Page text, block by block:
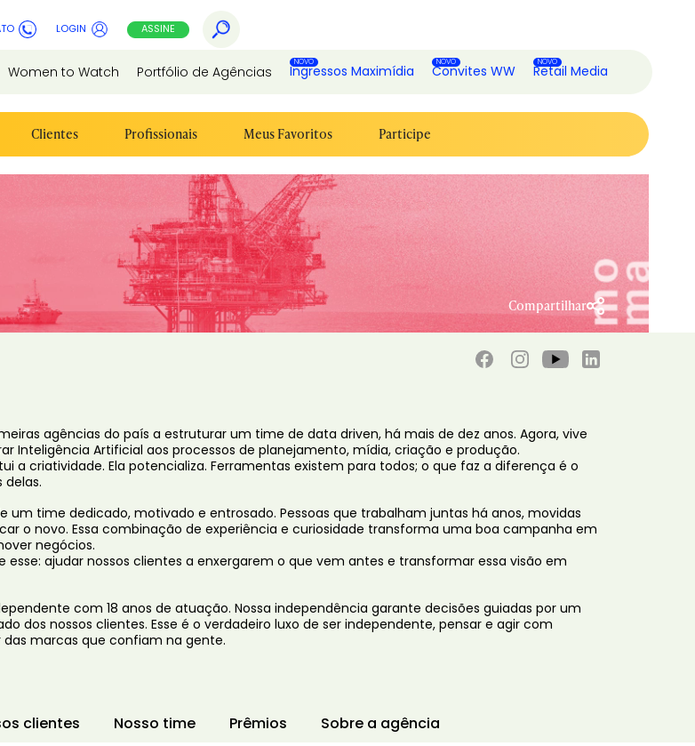
LOGIN ASSINE
Women to Watch Portfólio de Agências Ingressos Maximídia Convites WW Retail Media
Clientes Profissionais Meus Favoritos Participe
Compartilhar
agências do país a estruturar um time de data driven, há mais de dez anos. Agora, vive
Inteligência Artificial aos processos de planejamento, mídia, criação e produção.
a criatividade. Ela potencializa. Ferramentas existem para todos; o que faz a diferença é o
delas.
um time dedicado, motivado e entrosado. Pessoas que trabalham juntas há anos, movidas
o novo. Essa combinação de experiência e curiosidade transforma uma boa campanha em
negócios.
esse: ajudar nossos clientes a enxergarem o que vem antes e transformar essa visão em
com 18 anos de atuação. Nossa independência garante decisões guiadas por um
dos nossos clientes. Esse é o verdadeiro luxo de ser independente, pensar e agir com
marcas que confiam na gente.
clientes Nosso time Prêmios Sobre a agência